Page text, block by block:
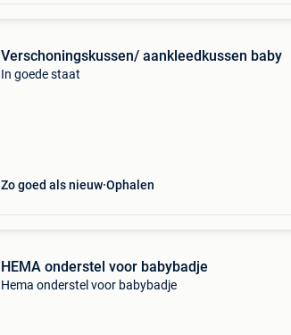
Verschoningskussen/ aankleedkussen baby
In goede staat
Zo goed als nieuw Ophalen
HEMA onderstel voor babybadje
Hema onderstel voor babybadje